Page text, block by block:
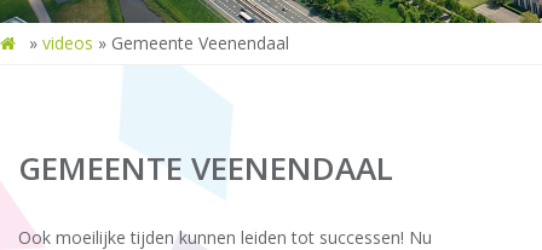
» videos » Gemeente Veenendaal
GEMEENTE VEENENDAAL
Ook moeilijke tijden kunnen leiden tot successen! Nu